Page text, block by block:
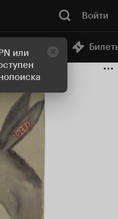
или
Войти
кинотеатр